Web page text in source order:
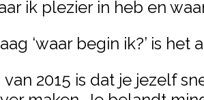
ik plezier in heb en
‘waar begin ik?’ is het
van 2015 is dat je jezelf